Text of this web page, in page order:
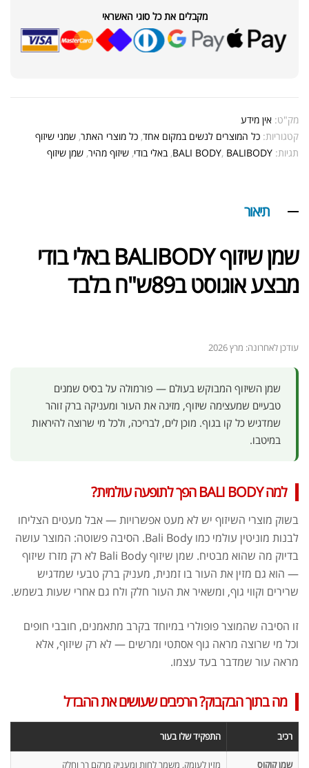
מקבלים את כל סוגי האשראי
מק"ט: אין מידע
קטגוריות: כל המוצרים לנשים במקום אחד, כל מוצרי האתר, שמני שיזוף
תגיות:
BALI BODY, BALIBODY
,באלי בודי, שיזוף מהיר, שמן שיזוף
תיאור
שמן שיזוף BALIBODY באלי בודי
מבצע אוגוסט ב89ש"ח בלבד
עודכן לאחרונה: מרץ 2026
שמן השיזוף המבוקש בעולם — פורמולה על בסיס שמנים
טבעיים שמעצימה שיזוף, מזינה את העור ומעניקה ברק זוהר
שמדגיש כל קו בגוף. מוכן לים, לבריכה, ולכל מי שרוצה להיראות
במיטבו.
למה BALI BODY הפך לתופעה עולמית?
בשוק מוצרי השיזוף יש לא מעט אפשרויות — אבל מעטים הצליחו
לבנות מוניטין עולמי כמו Bali Body. הסיבה פשוטה: המוצר עושה
בדיוק מה שהוא מבטיח. שמן שיזוף Bali Body לא רק מזרז שיזוף
— הוא גם מזין את העור בו זמנית, מעניק ברק טבעי שמדגיש
שרירים וקווי גוף, ומשאיר את העור חלק ולח גם אחרי שעות בשמש.
זו הסיבה שהמוצר פופולרי במיוחד בקרב מתאמנים, חובבי חופים
וכל מי שרוצה מראה גוף אסתטי ומרשים — לא רק שיזוף, אלא
מראה עור שמדבר בעד עצמו.
מה בתוך הבקבוק? הרכיבים שעושים את ההבדל
רכיב התפקיד שלו בעור
שמן קוקוס מזין לעומק, משמר לחות ומעניק מרקם רך וחלק